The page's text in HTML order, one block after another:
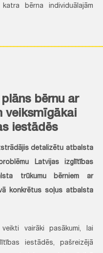
bērna individuālajām
bērnu ar
veiksmīgākai
iestādēs
detalizētu atbalsta
Latvijas izglītības
trūkumu bērniem ar
konkrētus soļus atbalsta
vairāki pasākumi, lai
iestādēs, pašreizējā